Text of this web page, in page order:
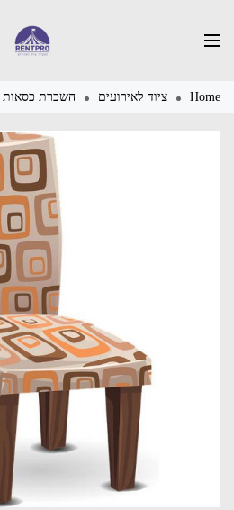
Home ציוד לאירועים השכרת כסאות